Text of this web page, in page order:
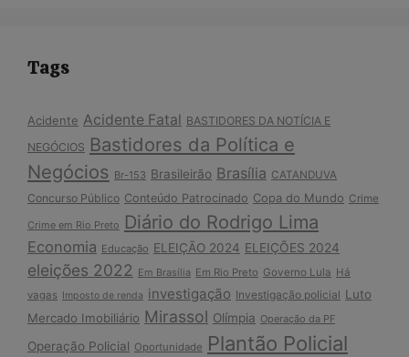
Tags
Acidente Acidente Fatal BASTIDORES DA NOTÍCIA E
NEGÓCIOS Bastidores da Política e
Negócios Br-153 Brasileirão Brasília CATANDUVA
Concurso Público Conteúdo Patrocinado Copa do Mundo Crime
Crime em Rio Preto Diário do Rodrigo Lima
Economia Educação ELEIÇÃO 2024 ELEIÇÕES 2024
eleições 2022 Em Brasília Em Rio Preto Governo Lula Há
vagas
Imposto de renda investigação Investigação policial Luto
Mercado Imobiliário Mirassol Olímpia Operação da PF
Operação Policial Oportunidade Plantão Policial